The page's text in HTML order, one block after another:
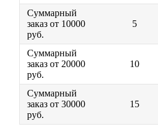
Суммарный
заказ от 10000
руб.
5
Суммарный
заказ от 20000
руб.
10
Суммарный
заказ от 30000
руб.
15